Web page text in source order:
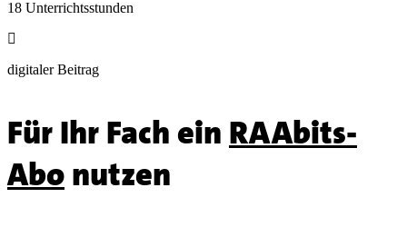
18 Unterrichtsstunden

digitaler Beitrag
Für Ihr Fach ein RAAbits-
Abonutzen